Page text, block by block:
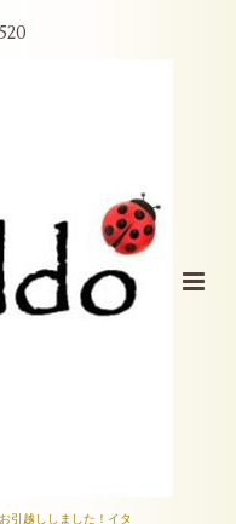
引越ししました！イタ